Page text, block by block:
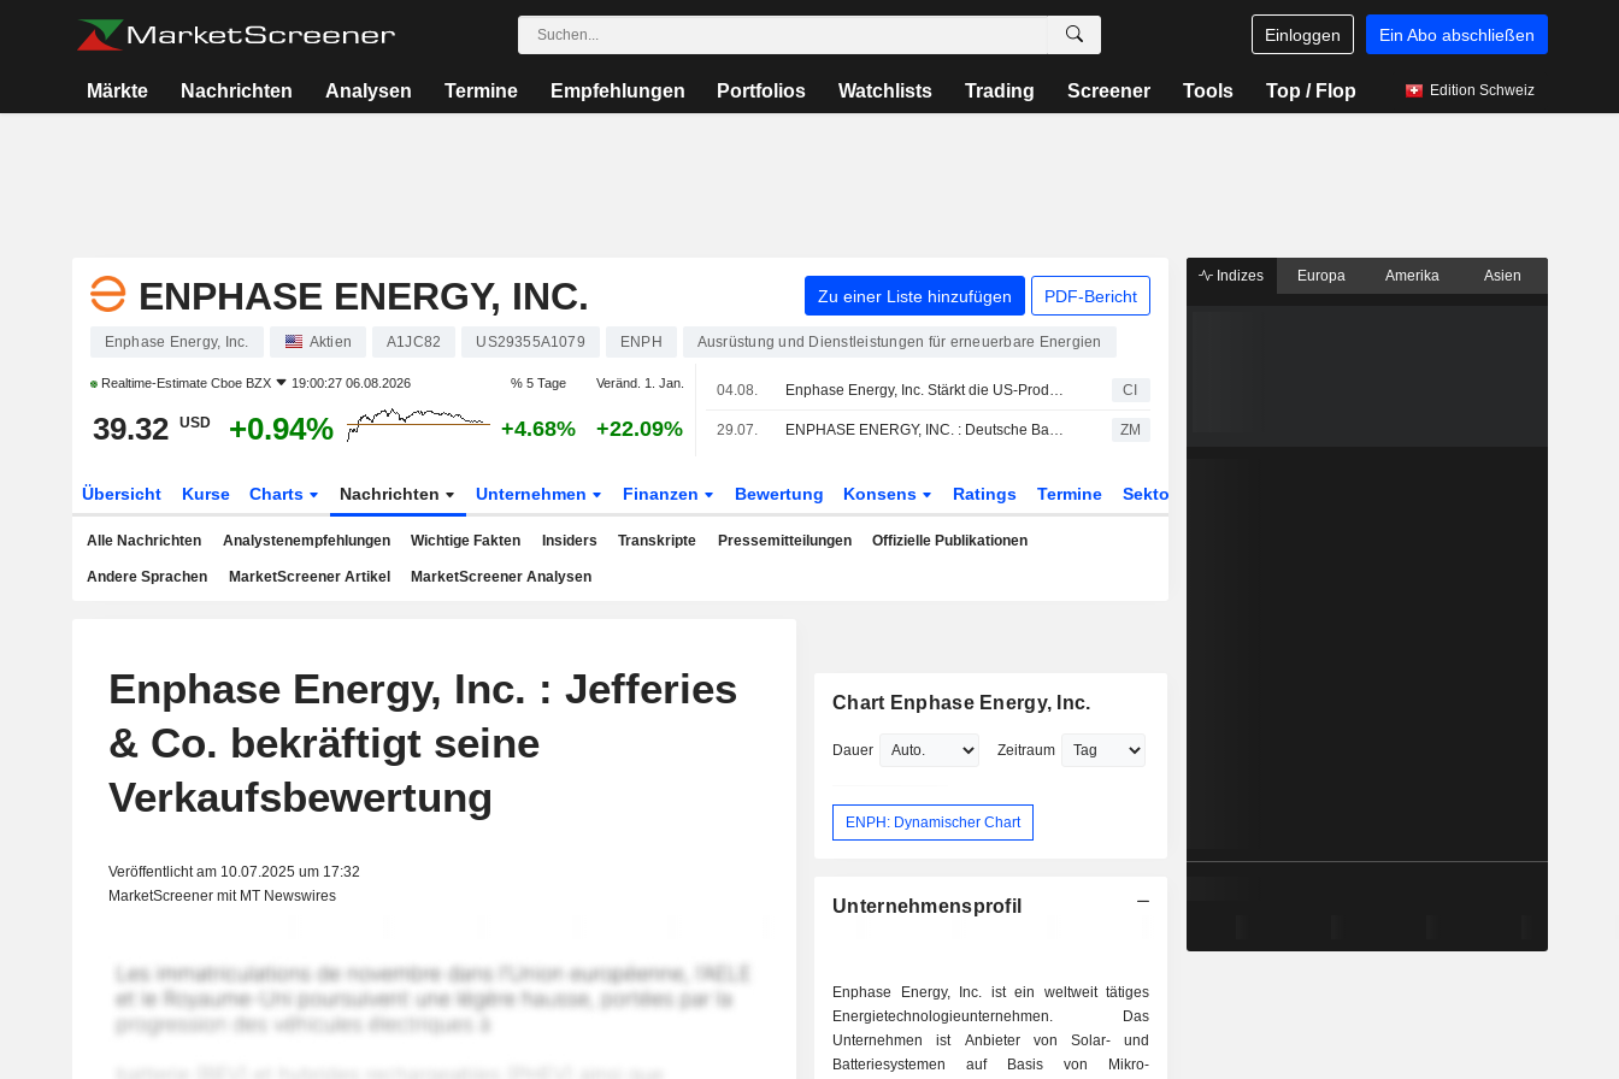
Einloggen Ein Abo abschließen
Märkte Nachrichten Analysen Termine Empfehlungen Portfolios Watchlists Trading Screener Tools Top / Flop Edition Schweiz
ENPHASE ENERGY, INC. Zu einer Liste hinzufügen PDF-Bericht
Enphase Energy, Inc. Aktien A1JC82 US29355A1079 ENPH Ausrüstung und Dienstleistungen für erneuerbare Energien
Realtime-Estimate Cboe BZX 19:00:27 06.08.2026 % 5 Tage Veränd. 1. Jan.
39.32 USD +0.94% +4.68% +22.09%
04.08. Enphase Energy, Inc. Stärkt die US-Produktion in den Bereichen Privathaushalte, Gewerbe und KI-Infrastruktur CI
29.07. ENPHASE ENERGY, INC. : Deutsche Bank Securities bekräftigt seine neutrale Bewertung ZM
Übersicht Kurse Charts Nachrichten Unternehmen Finanzen Bewertung Konsens Ratings Termine Sektor
Alle Nachrichten Analystenempfehlungen Wichtige Fakten Insiders Transkripte Pressemitteilungen Offizielle Publikationen
Andere Sprachen MarketScreener Artikel MarketScreener Analysen
Enphase Energy, Inc. : Jefferies
& Co. bekräftigt seine
Verkaufsbewertung
Veröffentlicht am 10.07.2025 um 17:32
MarketScreener mit MT Newswires
Chart Enphase Energy, Inc.
Dauer Zeitraum
ENPH: Dynamischer Chart
Unternehmensprofil
Enphase Energy, Inc. ist ein weltweit tätiges
Energietechnologieunternehmen. Das
Unternehmen ist Anbieter von Solar- und
Batteriesystemen auf Basis von Mikro-
Indizes Europa Amerika Asien